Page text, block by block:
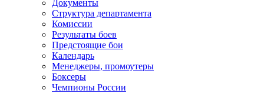
Документы
Структура департамента
Комиссии
Результаты боев
Предстоящие бои
Календарь
Менеджеры, промоутеры
Боксеры
Чемпионы России